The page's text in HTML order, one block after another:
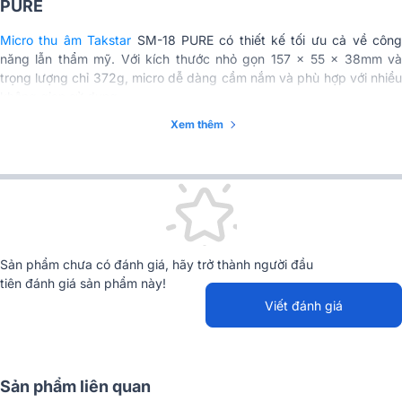
PURE
Micro thu âm Takstar SM-18 PURE có thiết kế tối ưu cả về công
năng lẫn thẩm mỹ. Với kích thước nhỏ gọn 157 x 55 x 38mm và
trọng lượng chỉ 372g, micro dễ dàng cầm nắm và phù hợp với nhiều
Xem thêm
Sản phẩm chưa có đánh giá, hãy trở thành người đầu
tiên đánh giá sản phẩm này!
Viết đánh giá
Sản phẩm liên quan